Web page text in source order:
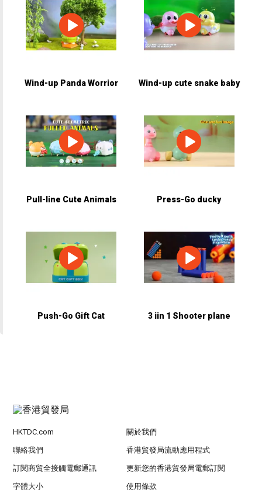
Wind-up Panda Worrior Wind-up cute snake baby
Pull-line Cute Animals Press-Go ducky
Push-Go Gift Cat 3 iin 1 Shooter plane
HKTDC.com 關於我們
聯絡我們 香港貿發局流動應用程式
訂閱商貿全接觸電郵通訊 更新您的香港貿發局電郵訂閱
字體大小 使用條款